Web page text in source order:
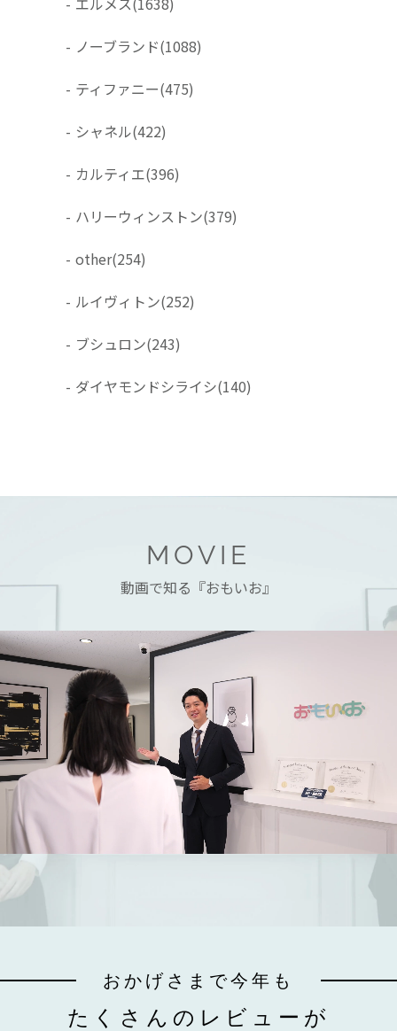
- ノーブランド(1088)
- ティファニー(475)
- シャネル(422)
- カルティエ(396)
- ハリーウィンストン(379)
- other(254)
- ルイヴィトン(252)
- ブシュロン(243)
- ダイヤモンドシライシ(140)
MOVIE
動画で知る『おもいお』
おかげさまで今年も
たくさんのレビューが